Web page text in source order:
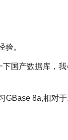
。
国产数据库，
GBase 8a,相对